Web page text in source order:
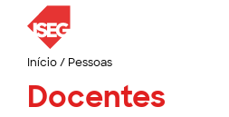
Início/ Pessoas
Docentes